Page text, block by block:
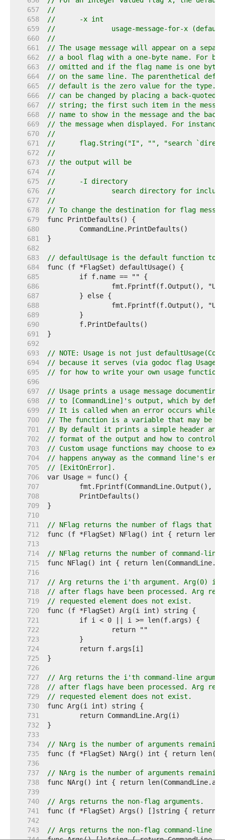
   657
//
   658
//	-x int
   659
//		usage-message-for-x
   660
//
   661
// The usage message will appear on a
   662
// a bool flag with a one-byte name. For
   663
// omitted and if the flag name is one byte
   664
// on the same line. The parenthetical
   665
// default is the zero value for the type.
   666
// can be changed by placing a back-quoted
   667
// string; the first such item in the
   668
// name to show in the message and the
   669
// the message when displayed. For
   670
//
   671
//	flag.String("I", "", "search
   672
//
   673
// the output will be
   674
//
   675
//	-I directory
   676
//		search directory for
   677
//
   678
// To change the destination for flag
   679
   680
   681
   682
   683
// defaultUsage is the default function to
   684
   685
   686
   687
   688
   689
   690
   691
   692
   693
// NOTE: Usage is not just
   694
// because it serves (via godoc flag Usage)
   695
// for how to write your own usage function.
   696
   697
// Usage prints a usage message
   698
// to [CommandLine]'s output, which by
   699
// It is called when an error occurs while
   700
// The function is a variable that may be
   701
// By default it prints a simple header
   702
// format of the output and how to control
   703
// Custom usage functions may choose to
   704
// happens anyway as the command line's
   705
// [ExitOnError].
   706
   707
   708
   709
   710
   711
// NFlag returns the number of flags that
   712
   713
   714
// NFlag returns the number of command-
   715
   716
   717
// Arg returns the i'th argument. Arg(0) is
   718
// after flags have been processed. Arg
   719
// requested element does not exist.
   720
   721
   722
   723
   724
   725
   726
   727
// Arg returns the i'th command-line
   728
// after flags have been processed. Arg
   729
// requested element does not exist.
   730
   731
   732
   733
   734
// NArg is the number of arguments
   735
   736
   737
// NArg is the number of arguments
   738
   739
   740
// Args returns the non-flag arguments.
   741
   742
   743
// Args returns the non-flag command-line